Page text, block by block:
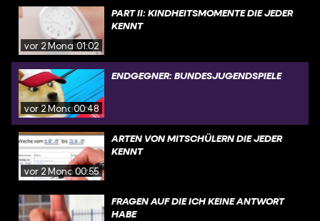
vor 2 Monaten
01:02
PART II: KINDHEITSMOMENTE DIE JEDER
KENNT
vor 2 Monaten
00:48
ENDGEGNER: BUNDESJUGENDSPIELE
vor 2 Monaten
00:55
ARTEN VON MITSCHÜLERN DIE JEDER
KENNT
FRAGEN AUF DIE ICH KEINE ANTWORT
HABE